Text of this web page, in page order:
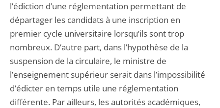
l’édiction d’une réglementation permettant de
départager les candidats à une inscription en
premier cycle universitaire lorsqu’ils sont trop
nombreux. D’autre part, dans l’hypothèse de la
suspension de la circulaire, le ministre de
l’enseignement supérieur serait dans l’impossibilité
d’édicter en temps utile une réglementation
différente. Par ailleurs, les autorités académiques,